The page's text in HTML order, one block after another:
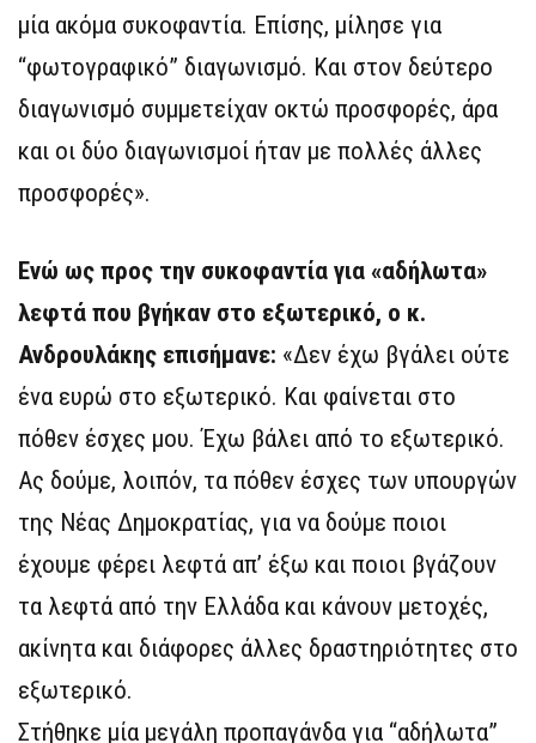
μία ακόμα συκοφαντία. Επίσης, μίλησε για
“φωτογραφικό” διαγωνισμό. Και στον δεύτερο
διαγωνισμό συμμετείχαν οκτώ προσφορές, άρα
και οι δύο διαγωνισμοί ήταν με πολλές άλλες
προσφορές».
Ενώ ως προς την συκοφαντία για «αδήλωτα»
λεφτά που βγήκαν στο εξωτερικό, ο κ.
Ανδρουλάκης επισήμανε: «Δεν έχω βγάλει ούτε
ένα ευρώ στο εξωτερικό. Και φαίνεται στο
πόθεν έσχες μου. Έχω βάλει από το εξωτερικό.
Ας δούμε, λοιπόν, τα πόθεν έσχες των υπουργών
της Νέας Δημοκρατίας, για να δούμε ποιοι
έχουμε φέρει λεφτά απ’ έξω και ποιοι βγάζουν
τα λεφτά από την Ελλάδα και κάνουν μετοχές,
ακίνητα και διάφορες άλλες δραστηριότητες στο
εξωτερικό.
Στήθηκε μία μεγάλη προπαγάνδα για “αδήλωτα”